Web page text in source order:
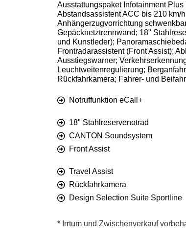
Ausstattungspaket Infotainment
Abstandsassistent ACC bis 210 km/
Anhängerzugvorrichtung
Gepäcknetztrennwand; 18"
und Kunstleder);
Frontradarassistent (Front Assist);
Ausstiegswarner;
Leuchtweitenregulierung;
Rückfahrkamera; Fahrer- und
Notruffunktion eCall+
18" Stahlreservenotrad
CANTON Soundsystem
Front Assist
Travel Assist
Rückfahrkamera
Design Selection Suite Sportline
* Irrtum und Zwischenverkauf